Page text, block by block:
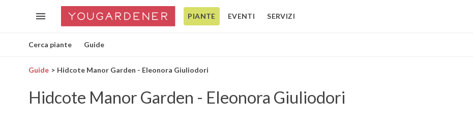
PIANTE EVENTI SERVIZI
Cerca piante Guide
Guide Hidcote Manor Garden - Eleonora Giuliodori
Hidcote Manor Garden - Eleonora Giuliodori